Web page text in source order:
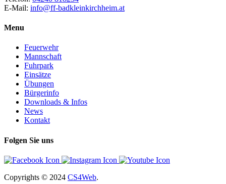
E-Mail: info@ff-badkleinkirchheim.at
Menu
Feuerwehr
Mannschaft
Fuhrpark
Einsätze
Übungen
Bürgerinfo
Downloads & Infos
News
Kontakt
Folgen Sie uns
Copyrights © 2024 CS4Web.